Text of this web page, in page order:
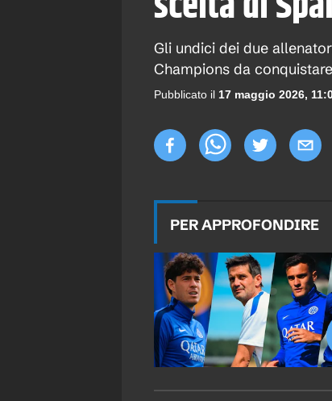
Gli undici dei due
Champions da conquistare
Pubblicato il 17 maggio 2026,
PER APPROFONDIRE